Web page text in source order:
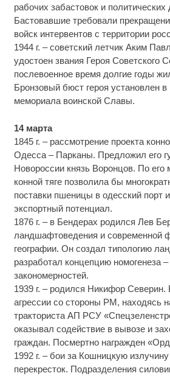
рабочих забастовок и
Бастовавшие требовали
войск интервентов с территории
1944 г. – советский летчик Аким
удостоен звания Героя Советского
послевоенное время долгие годы
Бронзовый бюст героя установлен
мемориала воинской Славы.
14 марта
1845 г. – рассмотрение проекта
Одесса – Парканы. Предложил его
Новороссии князь Воронцов. По
конной тяге позволила бы
поставки пшеницы в одесский порт
экспортный потенциал.
1876 г. – в Бендерах родился Лев
ландшафтоведения и современной
географии. Он создал типологию
разработал концепцию номогенеза
закономерностей.
1939 г. – родился Никифор Северин.
агрессии со стороны РМ, находясь
тракториста АП РСУ
оказывал содействие в вывозе и
граждан. Посмертно награжден
1992 г. – бои за Кошницкую излучину
перекресток. Подразделения